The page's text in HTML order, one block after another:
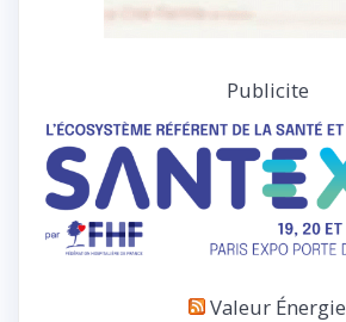
Publicite
Valeur Énergie